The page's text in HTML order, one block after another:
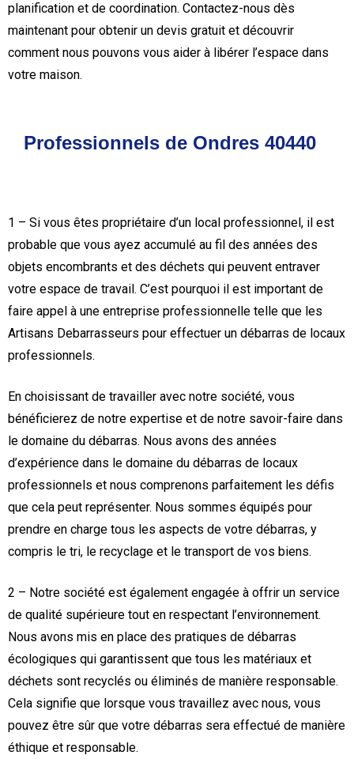
planification et de coordination. Contactez-nous dès
maintenant pour obtenir un devis gratuit et découvrir
comment nous pouvons vous aider à libérer l’espace dans
votre maison.
Professionnels de Ondres 40440
1 – Si vous êtes propriétaire d’un local professionnel, il est
probable que vous ayez accumulé au fil des années des
objets encombrants et des déchets qui peuvent entraver
votre espace de travail. C’est pourquoi il est important de
faire appel à une entreprise professionnelle telle que les
Artisans Debarrasseurs pour effectuer un débarras de locaux
professionnels.
En choisissant de travailler avec notre société, vous
bénéficierez de notre expertise et de notre savoir-faire dans
le domaine du débarras. Nous avons des années
d’expérience dans le domaine du débarras de locaux
professionnels et nous comprenons parfaitement les défis
que cela peut représenter. Nous sommes équipés pour
prendre en charge tous les aspects de votre débarras, y
compris le tri, le recyclage et le transport de vos biens.
2 – Notre société est également engagée à offrir un service
de qualité supérieure tout en respectant l’environnement.
Nous avons mis en place des pratiques de débarras
écologiques qui garantissent que tous les matériaux et
déchets sont recyclés ou éliminés de manière responsable.
Cela signifie que lorsque vous travaillez avec nous, vous
pouvez être sûr que votre débarras sera effectué de manière
éthique et responsable.